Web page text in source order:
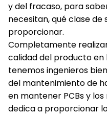
y del fracaso, para
necesitan, qué clase
proporcionar.
Completamente
calidad del producto
tenemos ingenieros
del mantenimiento de
en mantener PCBs y
dedica a proporcionar